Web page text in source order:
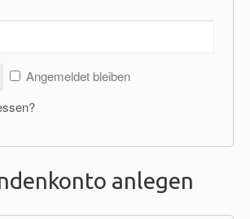
Angemeldet bleiben
anlegen